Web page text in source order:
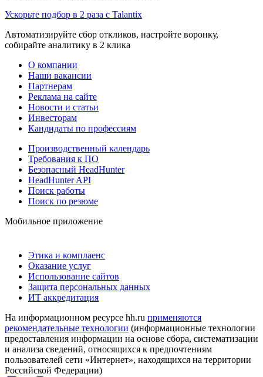
Ускорьте подбор в 2 раза с Talantix
Автоматизируйте сбор откликов, настройте воронку,
собирайте аналитику в 2 клика
О компании
Наши вакансии
Партнерам
Реклама на сайте
Новости и статьи
Инвесторам
Кандидаты по профессиям
Производственный календарь
Требования к ПО
Безопасный HeadHunter
HeadHunter API
Поиск работы
Поиск по резюме
Мобильное приложение
Этика и комплаенс
Оказание услуг
Использование сайтов
Защита персональных данных
ИТ аккредитация
На информационном ресурсе hh.ru применяются
рекомендательные технологии (информационные технологии
предоставления информации на основе сбора, систематизации
и анализа сведений, относящихся к предпочтениям
пользователей сети «Интернет», находящихся на территории
Российской Федерации)